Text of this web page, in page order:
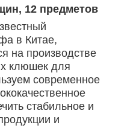
12 предметов
в Китае,
на производстве
клюшек для
современное
стабильное и
и